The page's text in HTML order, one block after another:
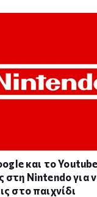
και το
Nintendo για
στο παιχνίδι